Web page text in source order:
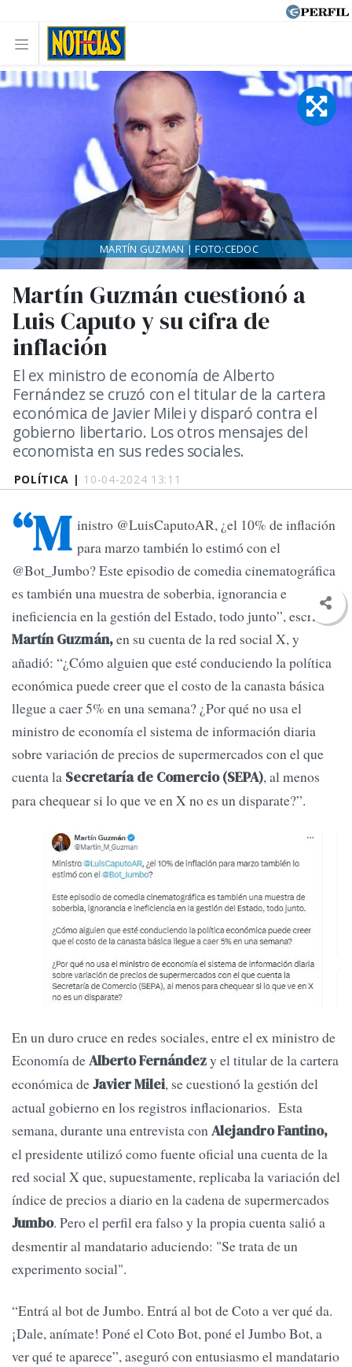
POLÍTICA | 10-04-2024 13:11
Martín Guzmán cuestionó a
Luis Caputo y su cifra de
inflación
El ex ministro de economía de Alberto
Fernández se cruzó con el titular de la cartera
económica de Javier Milei y disparó contra el
gobierno libertario. Los otros mensajes del
economista en sus redes sociales.
MARTÍN GUZMAN | FOTO:CEDOC
“M inistro @LuisCaputoAR, ¿el 10% de inflación
para marzo también lo estimó con el
@Bot_Jumbo? Este episodio de comedia cinematográfica
es también una muestra de soberbia, ignorancia e
ineficiencia en la gestión del Estado, todo junto”, escribió
Martín Guzmán,en su cuenta de la red social X, y
añadió: “¿Cómo alguien que esté conduciendo la política
económica puede creer que el costo de la canasta básica
llegue a caer 5% en una semana? ¿Por qué no usa el
ministro de economía el sistema de información diaria
sobre variación de precios de supermercados con el que
cuenta la Secretaría de Comercio (SEPA), al menos
para chequear si lo que ve en X no es un disparate?”.
En un duro cruce en redes sociales, entre el ex ministro de
Economía deAlberto Fernándezy el titular de la cartera
económica deJavier Milei, se cuestionó la gestión del
actual gobierno en los registros inflacionarios. Esta
semana, durante una entrevista conAlejandro Fantino,
el presidente utilizó como fuente oficial una cuenta de la
red social X que, supuestamente, replicaba la variación del
índice de precios a diario en la cadena de supermercados
Jumbo. Pero el perfil era falso y la propia cuenta salió a
desmentir al mandatario aduciendo: "Se trata de un
experimento social".
“Entrá al bot de Jumbo. Entrá al bot de Coto a ver qué da.
¡Dale, anímate! Poné el Coto Bot, poné el Jumbo Bot, a
ver qué te aparece”, aseguró con entusiasmo el mandatario